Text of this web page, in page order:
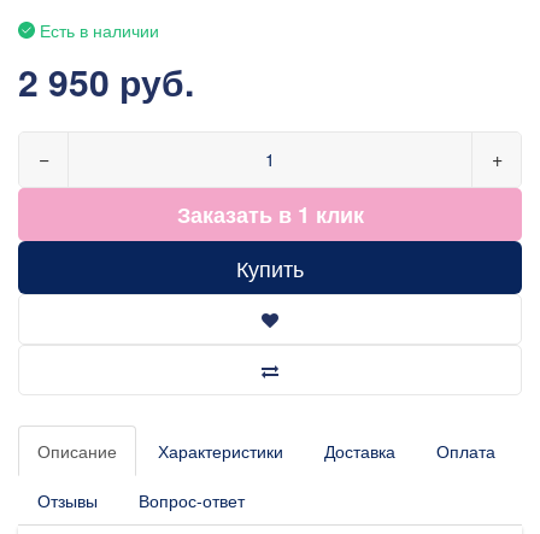
Есть в наличии
2 950 руб.
− +
Заказать в 1 клик
Купить
Описание Характеристики Доставка Оплата
Отзывы Вопрос-ответ